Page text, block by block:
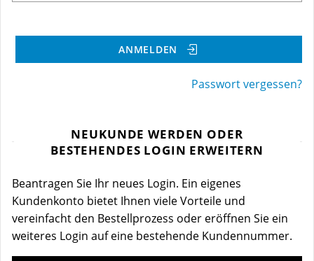
ANMELDEN
Passwort vergessen?
NEUKUNDE WERDEN ODER
BESTEHENDES LOGIN ERWEITERN
Beantragen Sie Ihr neues Login. Ein eigenes
Kundenkonto bietet Ihnen viele Vorteile und
vereinfacht den Bestellprozess oder eröffnen Sie ein
weiteres Login auf eine bestehende Kundennummer.